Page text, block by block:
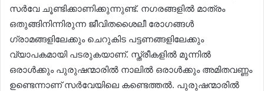
സർവേ ചൂണ്ടിക്കാണിക്കുന്നുണ്ട്. നഗരങ്ങളിൽ മാത്രം
ഒതുങ്ങിനിന്നിരുന്ന ജീവിതശൈലീ രോഗങ്ങൾ
ഗ്രാമങ്ങളിലേക്കും ചെറുകിട പട്ടണങ്ങളിലേക്കും
വ്യാപകമായി പടരുകയാണ്. സ്ത്രീകളിൽ മൂന്നിൽ
ഒരാൾക്കും പുരുഷന്മാരിൽ നാലിൽ ഒരാൾക്കും അമിതവണ്ണം
ഉണ്ടെന്നാണ് സർവേയിലെ കണ്ടെത്തൽ. പുരുഷന്മാരിൽ